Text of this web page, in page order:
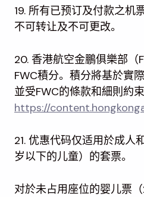
19. 所有已预订及付款之机
不可转让及不可更改。
20. 香港航空金鵬俱樂部（
FWC積分。積分將基於實
並受FWC的條款和細則約
https://
21. 优惠代码仅适用於成人
岁以下的儿童）的套票。
对於未占用座位的婴儿票